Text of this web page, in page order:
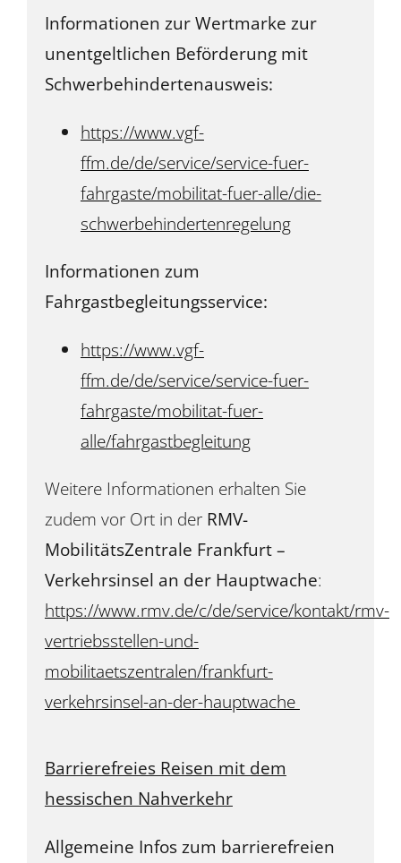
Informationen zur Wertmarke zur
unentgeltlichen Beförderung mit
Schwerbehindertenausweis:
https://www.vgf-
ffm.de/de/service/service-fuer-
fahrgaste/mobilitat-fuer-alle/die-
schwerbehindertenregelung
Informationen zum
Fahrgastbegleitungsservice:
https://www.vgf-
ffm.de/de/service/service-fuer-
fahrgaste/mobilitat-fuer-
alle/fahrgastbegleitung
Weitere Informationen erhalten Sie
zudem vor Ort in der RMV-
MobilitätsZentrale Frankfurt –
Verkehrsinsel an der Hauptwache:
https://www.rmv.de/c/de/service/kontakt/rmv-
vertriebsstellen-und-
mobilitaetszentralen/frankfurt-
verkehrsinsel-an-der-hauptwache
Barrierefreies Reisen mit dem
hessischen Nahverkehr
Allgemeine Infos zum barrierefreien